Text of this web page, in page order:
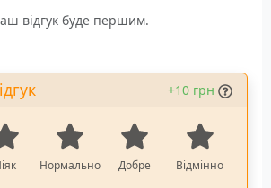
відгук буде першим.
+10 грн
Відмінно
Добре
Нормально